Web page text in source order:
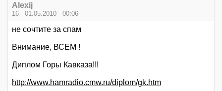
Alexij
16 - 01.05.2010 - 00:06
не сочтите за спам
Внимание, ВСЕМ !
Диплом Горы Кавказа!!!
http://www.hamradio.cmw.ru/diplom/gk.htm